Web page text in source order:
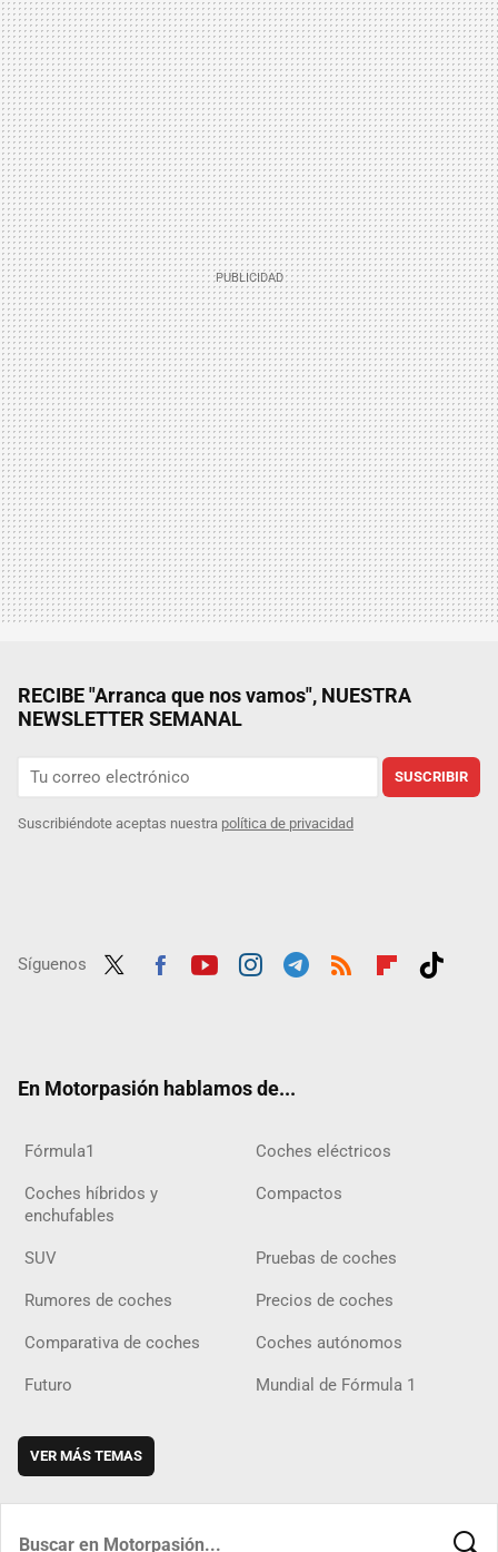
RECIBE "Arranca que nos vamos", NUESTRA
NEWSLETTER SEMANAL
SUSCRIBIR
Suscribiéndote aceptas nuestra política de privacidad
Síguenos
En Motorpasión hablamos de...
Fórmula1 Coches eléctricos
Coches híbridos y
enchufables
Compactos
SUV Pruebas de coches
Rumores de coches Precios de coches
Comparativa de coches Coches autónomos
Futuro Mundial de Fórmula 1
VER MÁS TEMAS